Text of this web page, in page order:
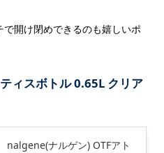
開け閉めできるのも嬉しいポ
ィスボトル 0.65L クリア
nalgene(ナルゲン) OTFアト